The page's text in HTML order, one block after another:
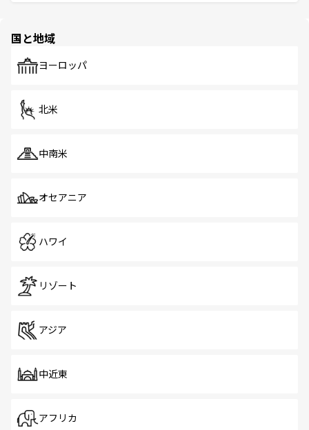
で、ホーカーズは地元の風情を楽しめる外せないスポット
国と地域
ヨーロッパ
北米
中南米
オセアニア
ハワイ
リゾート
アジア
中近東
アフリカ